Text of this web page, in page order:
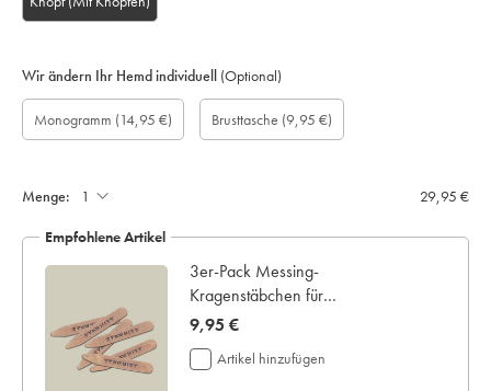
Wir ändern Ihr Hemd individuell (Optional)
Maßgefertigte
Ärmellänge
(cm):
Geschenkbox:
Monogramm
Optionen:
Monogramm (14,95 €)
Monogram
Colour:
Monogram
Font:
Monogram
Location:
Brusttasche
aufnähen:
Brusttasche (9,95 €)
Menge: 29,95 €
Empfohlene Artikel
3er-Pack Messing-
Kragenstäbchen für
Haifischkragen
now
9,95
€
9,95 €
Artikel hinzufügen